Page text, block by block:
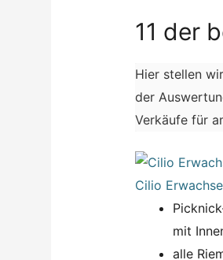
11 der
Hier stellen
der
Verkäufe für
Cilio
mit
alle